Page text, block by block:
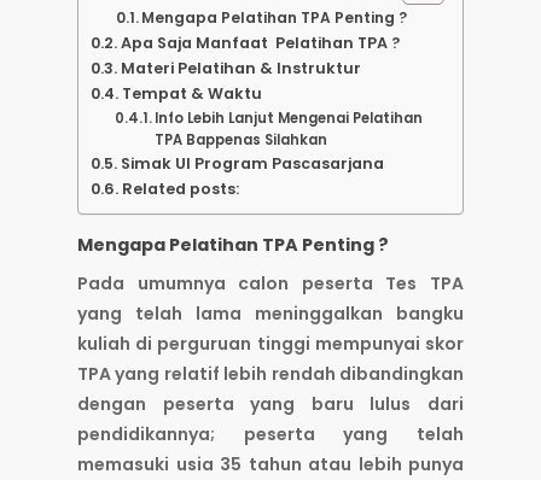
Mengapa Pelatihan TPA Penting ?
Apa Saja Manfaat Pelatihan TPA ?
Materi Pelatihan & Instruktur
Tempat & Waktu
Info Lebih Lanjut Mengenai Pelatihan
TPA Bappenas Silahkan
Simak UI Program Pascasarjana
Related posts:
Mengapa Pelatihan TPA Penting ?
Pada umumnya calon peserta Tes TPA
yang telah lama meninggalkan bangku
kuliah di perguruan tinggi mempunyai skor
TPA yang relatif lebih rendah dibandingkan
dengan peserta yang baru lulus dari
pendidikannya; peserta yang telah
memasuki usia 35 tahun atau lebih punya